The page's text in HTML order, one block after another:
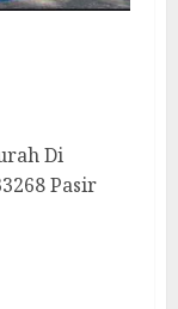
Di
Pasir